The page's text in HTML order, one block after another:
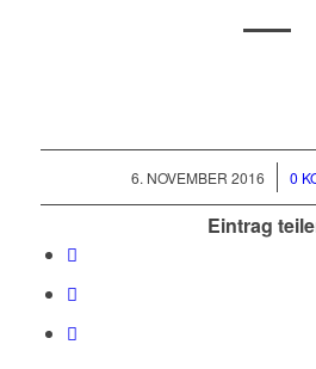
6. NOVEMBER 2016
/ 0
Eintrag